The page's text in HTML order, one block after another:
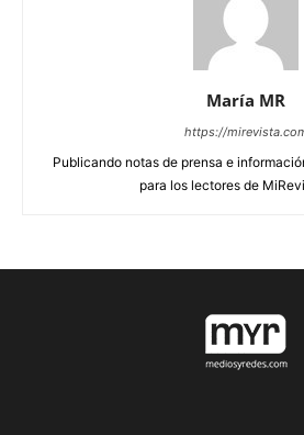
María MR
https://
Publicando notas de prensa e
para los lectores de